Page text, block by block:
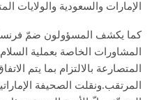
الإمارات والسعودية والولايات
كما يكشف المسؤولون ضمّ فرنسا
المشاورات الخاصة بعملية
المتصارعة بالالتزام بما يتم
المرتقب.ونقلت الصحيفة